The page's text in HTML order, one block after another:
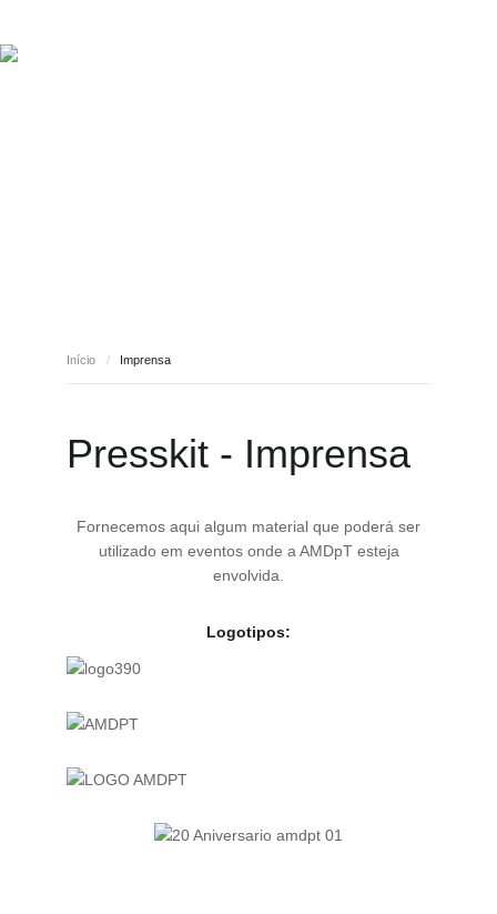
Início / Imprensa
Presskit - Imprensa
Fornecemos aqui algum material que poderá ser
utilizado em eventos onde a AMDpT esteja
envolvida.
Logotipos: